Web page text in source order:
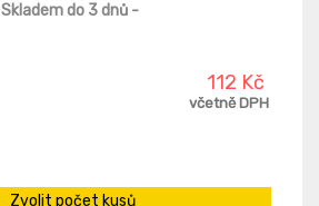
Skladem do 3 dnů -
112 Kč
včetně DPH
Zvolit počet kusů